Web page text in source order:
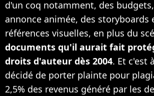
d'un coq notamment, des
annonce animée, des storyboards
références visuelles, en plus du
documents qu'il aurait fait
droits d'auteur dès 2004. Et c'est
décidé de porter plainte pour
2,5% des revenus généré par les